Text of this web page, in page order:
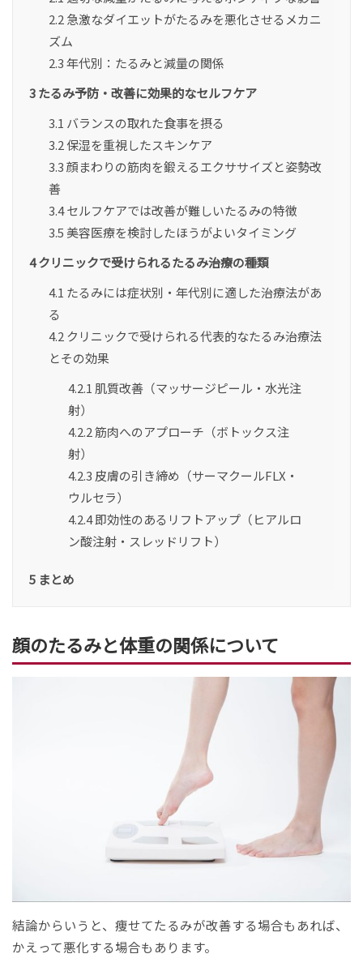
2.2 急激なダイエットがたるみを悪化させるメカニ
ズム
2.3年代別：たるみと減量の関係
3たるみ予防・改善に効果的なセルフケア
3.1 バランスの取れた食事を摂る
3.2 保湿を重視したスキンケア
3.3顔まわりの筋肉を鍛えるエクササイズと姿勢改
善
3.4セルフケアでは改善が難しいたるみの特徴
3.5 美容医療を検討したほうがよいタイミング
4クリニックで受けられるたるみ治療の種類
4.1 たるみには症状別・年代別に適した治療法があ
る
4.2 クリニックで受けられる代表的なたるみ治療法
とその効果
4.2.1 肌質改善（マッサージピール・水光注
射）
4.2.2筋肉へのアプローチ（ボトックス注
射）
4.2.3 皮膚の引き締め（サーマクールFLX・
ウルセラ）
4.2.4即効性のあるリフトアップ（ヒアルロ
ン酸注射・スレッドリフト）
5 まとめ
顔のたるみと体重の関係について
結論からいうと、痩せてたるみが改善する場合もあれば、
かえって悪化する場合もあります。